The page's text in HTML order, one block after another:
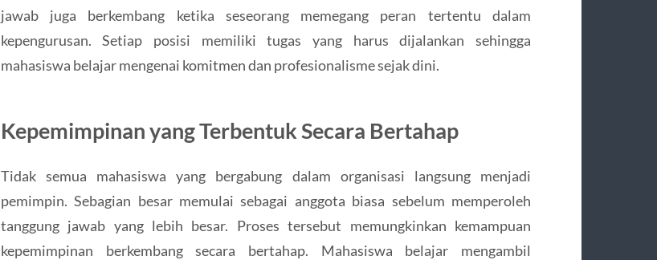
jawab juga berkembang ketika seseorang memegang peran tertentu dalam
kepengurusan. Setiap posisi memiliki tugas yang harus dijalankan sehingga
mahasiswa belajar mengenai komitmen dan profesionalisme sejak dini.
Kepemimpinan yang Terbentuk Secara Bertahap
Tidak semua mahasiswa yang bergabung dalam organisasi langsung menjadi
pemimpin. Sebagian besar memulai sebagai anggota biasa sebelum memperoleh
tanggung jawab yang lebih besar. Proses tersebut memungkinkan kemampuan
kepemimpinan berkembang secara bertahap. Mahasiswa belajar mengambil